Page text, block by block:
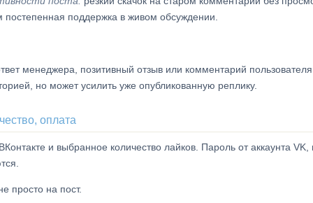
постепенная поддержка в живом обсуждении.
менеджера, позитивный отзыв или комментарий
но может усилить уже опубликованную реплику.
оплата
и выбранное количество лайков. Пароль от аккаунта VK,
просто на пост.